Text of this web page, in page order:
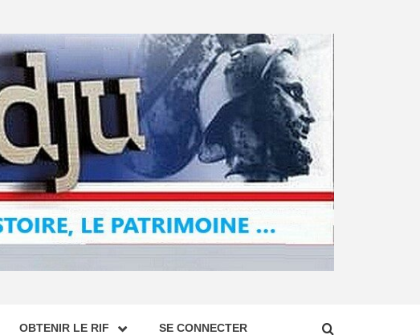
OBTENIR LE RIF SE CONNECTER